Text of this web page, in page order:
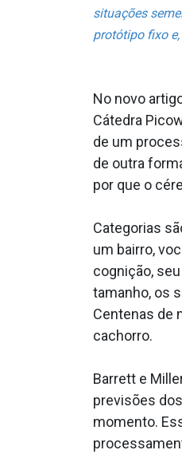
situações
protótipo fixo
No novo
Cátedra
de um
de outra
por que o
Categorias
um bairro,
cognição,
tamanho, os
Centenas de
cachorro.
Barrett e
previsões
momento.